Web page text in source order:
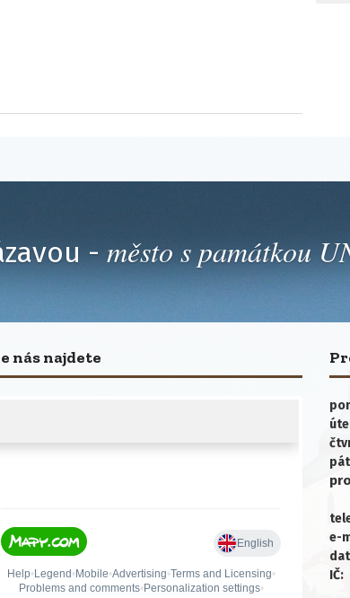
- město s památkou
e-
IČ:
nás najdete